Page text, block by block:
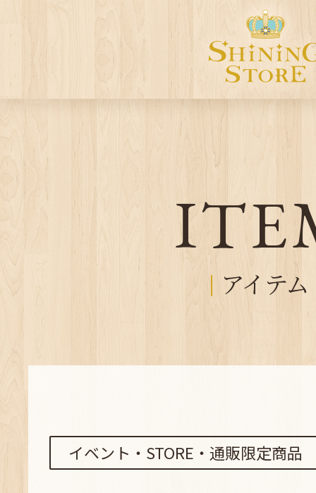
アイテム
イベント・STORE・通販限定商品